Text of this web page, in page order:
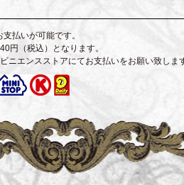
払いが可能です。
円（税込）となります。
ニエンスストアにてお支払いをお願い致しま